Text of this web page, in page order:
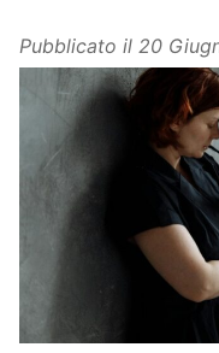
Pubblicato il 20